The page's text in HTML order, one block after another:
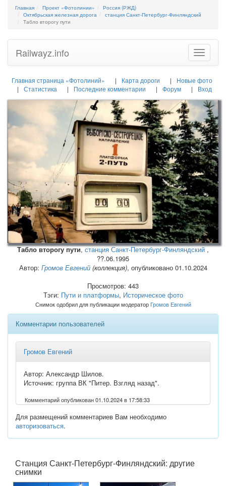
Главная Проект «Фотолинии»
Россия (РЖД)
Октябрьская железная дорога
станция Санкт-Петербург-Финляндский
Табло второгу пути
Toggle
Railwayz.info
Главная страница «Фотолиний» Карта дороги
Новые фото
Статистика
Последние комментарии Форум Вход
Табло второгу пути,станция Санкт-Петербург-Финляндский ,
??.06.1995
Автор: Громов Евгений(коллекция), опубликовано 01.10.2024
Просмотров: 443
Тэги: Пути и платформы, Историческое фото
Снимок одобрил для публикации модератор Громов Евгений
Комментарии пользователей
Громов Евгений
Автор: Александр Шилов.
Источник: группа ВК "Питер. Взгляд назад".
Комментарий опубликован 01.10.2024 в 17:58:33
Для размещений комментариев Вам необходимо
авторизоваться.
Станция Санкт-Петербург-Финляндский: другие
снимки